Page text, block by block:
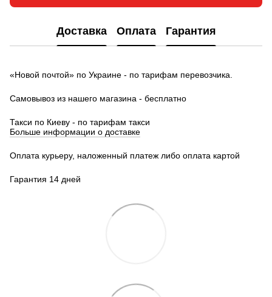
Доставка Оплата Гарантия
«Новой почтой» по Украине - по тарифам перевозчика.
Самовывоз из нашего магазина - бесплатно
Такси по Киеву - по тарифам такси
Больше информации о доставке
Оплата курьеру, наложенный платеж либо оплата картой
Гарантия 14 дней